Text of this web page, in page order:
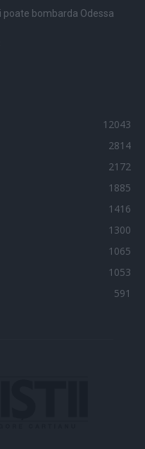
poate bombarda Odessa
12043
2814
2172
1885
1416
1300
1065
1053
591